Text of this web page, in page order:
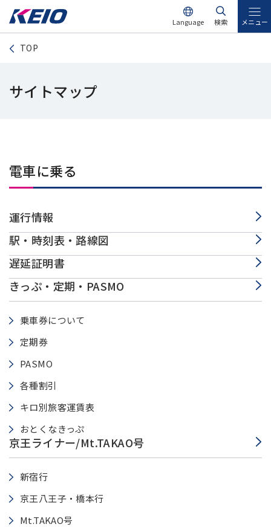
Language 検索 メニュー
TOP
サイトマップ
電車に乗る
運行情報
駅・時刻表・路線図
遅延証明書
きっぷ・定期・PASMO
乗車券について
定期券
PASMO
各種割引
キロ別旅客運賃表
おとくなきっぷ
京王ライナー/Mt.TAKAO号
新宿行
京王八王子・橋本行
Mt.TAKAO号